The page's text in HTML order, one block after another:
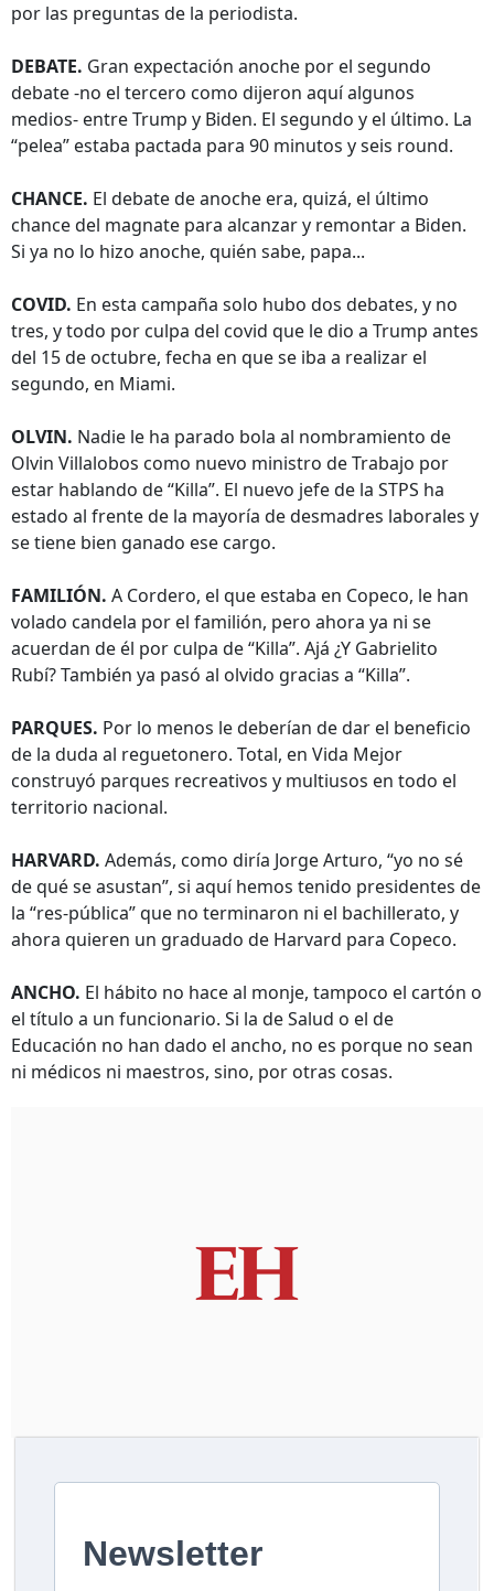
por las preguntas de la periodista.
DEBATE. Gran expectación anoche por el segundo
debate -no el tercero como dijeron aquí algunos
medios- entre Trump y Biden. El segundo y el último. La
“pelea” estaba pactada para 90 minutos y seis round.
CHANCE. El debate de anoche era, quizá, el último
chance del magnate para alcanzar y remontar a Biden.
Si ya no lo hizo anoche, quién sabe, papa...
COVID. En esta campaña solo hubo dos debates, y no
tres, y todo por culpa del covid que le dio a Trump antes
del 15 de octubre, fecha en que se iba a realizar el
segundo, en Miami.
OLVIN. Nadie le ha parado bola al nombramiento de
Olvin Villalobos como nuevo ministro de Trabajo por
estar hablando de “Killa”. El nuevo jefe de la STPS ha
estado al frente de la mayoría de desmadres laborales y
se tiene bien ganado ese cargo.
FAMILIÓN. A Cordero, el que estaba en Copeco, le han
volado candela por el familión, pero ahora ya ni se
acuerdan de él por culpa de “Killa”. Ajá ¿Y Gabrielito
Rubí? También ya pasó al olvido gracias a “Killa”.
PARQUES. Por lo menos le deberían de dar el beneficio
de la duda al reguetonero. Total, en Vida Mejor
construyó parques recreativos y multiusos en todo el
territorio nacional.
HARVARD. Además, como diría Jorge Arturo, “yo no sé
de qué se asustan”, si aquí hemos tenido presidentes de
la “res-pública” que no terminaron ni el bachillerato, y
ahora quieren un graduado de Harvard para Copeco.
ANCHO. El hábito no hace al monje, tampoco el cartón o
el título a un funcionario. Si la de Salud o el de
Educación no han dado el ancho, no es porque no sean
ni médicos ni maestros, sino, por otras cosas.